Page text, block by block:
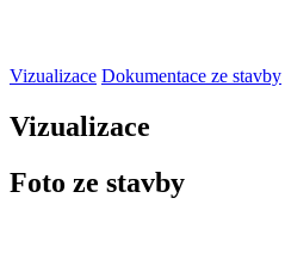
Vizualizace Dokumentace ze stavby
Vizualizace
Foto ze stavby